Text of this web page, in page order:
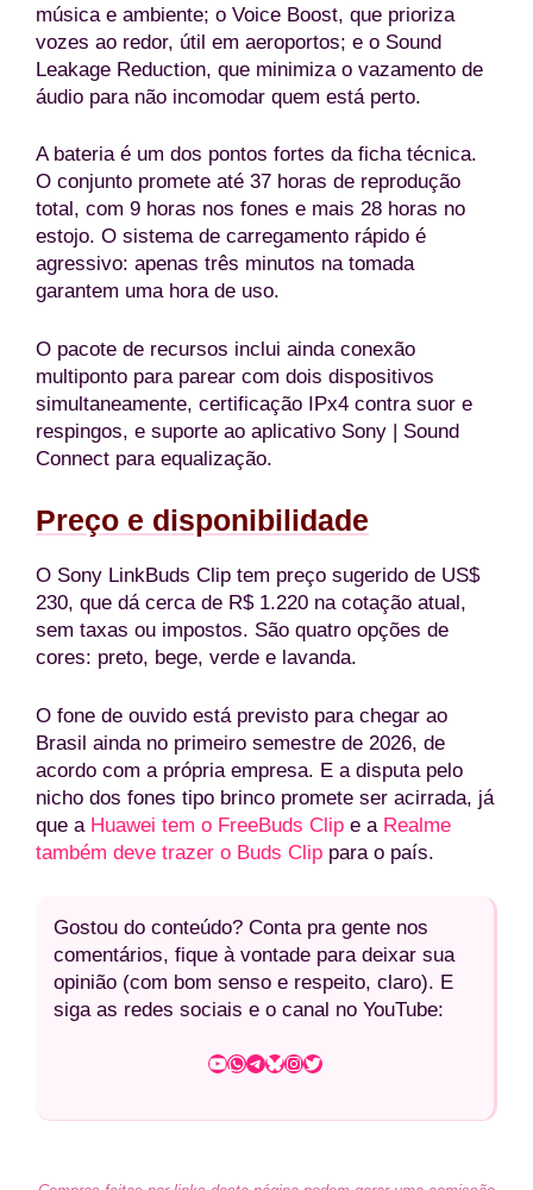
música e ambiente; o Voice Boost, que prioriza
vozes ao redor, útil em aeroportos; e o Sound
Leakage Reduction, que minimiza o vazamento de
áudio para não incomodar quem está perto.
A bateria é um dos pontos fortes da ficha técnica.
O conjunto promete até 37 horas de reprodução
total, com 9 horas nos fones e mais 28 horas no
estojo. O sistema de carregamento rápido é
agressivo: apenas três minutos na tomada
garantem uma hora de uso.
O pacote de recursos inclui ainda conexão
multiponto para parear com dois dispositivos
simultaneamente, certificação IPx4 contra suor e
respingos, e suporte ao aplicativo Sony | Sound
Connect para equalização.
Preço e disponibilidade
O Sony LinkBuds Clip tem preço sugerido de US$
230, que dá cerca de R$ 1.220 na cotação atual,
sem taxas ou impostos. São quatro opções de
cores: preto, bege, verde e lavanda.
O fone de ouvido está previsto para chegar ao
Brasil ainda no primeiro semestre de 2026, de
acordo com a própria empresa. E a disputa pelo
nicho dos fones tipo brinco promete ser acirrada, já
que a Huawei tem o FreeBuds Clip e a Realme
também deve trazer o Buds Clip para o país.
Gostou do conteúdo? Conta pra gente nos
comentários, fique à vontade para deixar sua
opinião (com bom senso e respeito, claro). E
siga as redes sociais e o canal no YouTube:
Youtube WhatsApp TelegramBluesky InstagramTwitter